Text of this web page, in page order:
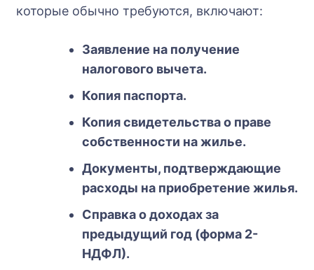
которые обычно требуются, включают:
Заявление на получение
налогового вычета.
Копия паспорта.
Копия свидетельства о праве
собственности на жилье.
Документы, подтверждающие
расходы на приобретение жилья.
Справка о доходах за
предыдущий год (форма 2-
НДФЛ).